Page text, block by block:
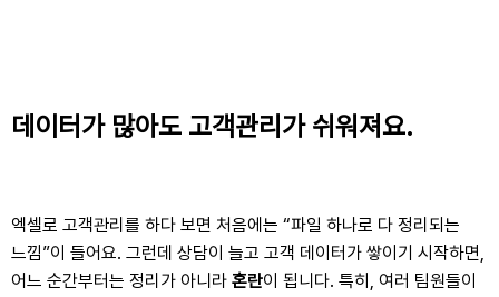
데이터가 많아도 고객관리가 쉬워져요.
엑셀로 고객관리를 하다 보면 처음에는 “파일 하나로 다 정리되는
느낌”이 들어요. 그런데 상담이 늘고 고객 데이터가 쌓이기 시작하면,
어느 순간부터는 정리가 아니라 혼란이 됩니다. 특히, 여러 팀원들이